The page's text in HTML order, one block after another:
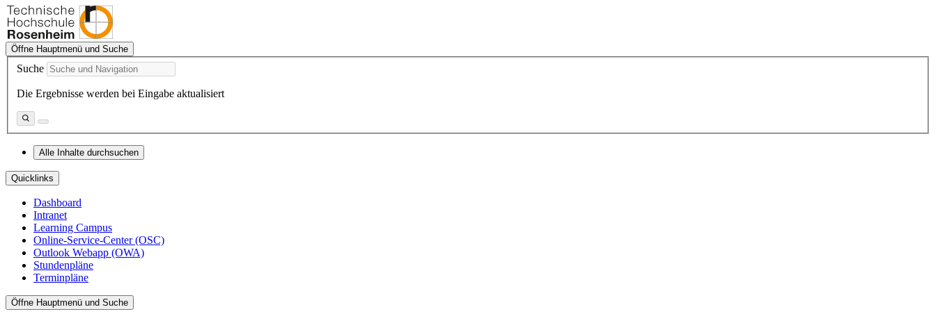
Öffne Hauptmenü und Suche
Suche
Die Ergebnisse werden bei Eingabe aktualisiert
Alle Inhalte durchsuchen
Quicklinks
Dashboard
Intranet
Learning Campus
Online-Service-Center (OSC)
Outlook Webapp (OWA)
Stundenpläne
Terminpläne
Öffne Hauptmenü und Suche